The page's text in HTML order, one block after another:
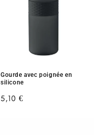
Gourde avec poignée en
silicone
Prix
5,10 €